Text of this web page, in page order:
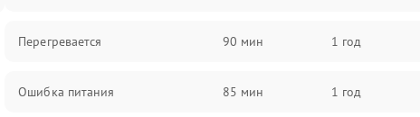
Перегревается 90 мин 1 год
Ошибка питания 85 мин 1 год